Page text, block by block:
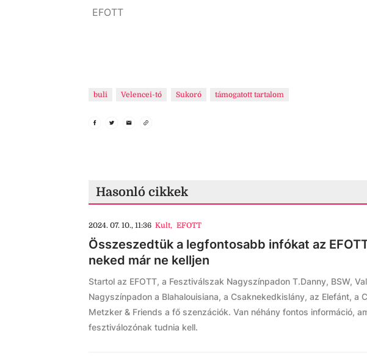
EFOTT
buli Velencei-tó Sukoró támogatott tartalom
Hasonló cikkek
2024. 07. 10., 11:36 Kult, EFOTT
Összeszedtük a legfontosabb infókat az
neked már ne kelljen
Startol az EFOTT, a Fesztiválszak Nagyszínpadon T.Danny, BSW,
Nagyszínpadon a Blahalouisiana, a Csaknekedkislány, az Elefánt, a
Metzker & Friends a fő szenzációk. Van néhány fontos információ,
fesztiválozónak tudnia kell.